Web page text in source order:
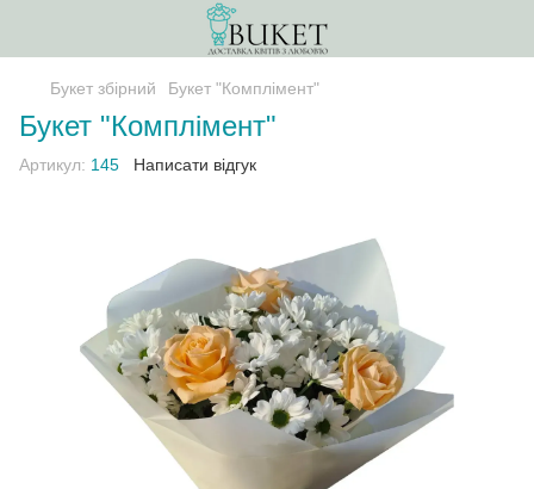
Букет збірний Букет "Комплімент"
Букет "Комплімент"
Артикул: 145 Написати відгук